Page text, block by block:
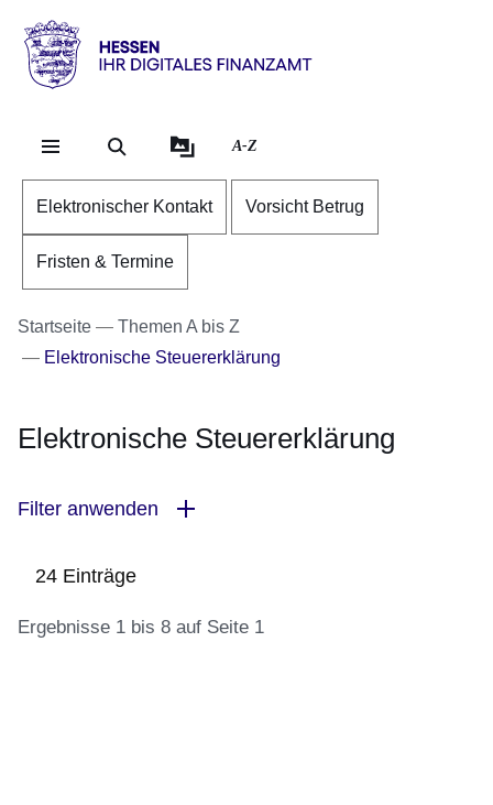
Direkt zum Kopf der
Direkt zum Inhalt
Direkt zum Fuß der
Hessen
Ihr
Finanzamt
A-Z
Elektronischer Kontakt Vorsicht Betrug
Fristen & Termine
Startseite
Themen A bis Z
Elektronische Steuererklärung
Elektronische Steuererklärung
Filter anwenden
24 Einträge
Ergebnisse 1 bis 8 auf Seite 1